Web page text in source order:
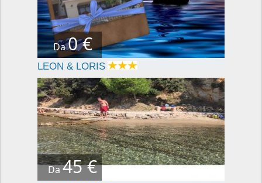
Da0 €
LEON & LORIS
Da 45 €